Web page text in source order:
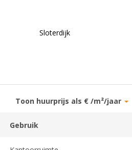
Sloterdijk
Toon huurprijs als € /m²/jaar
Gebruik